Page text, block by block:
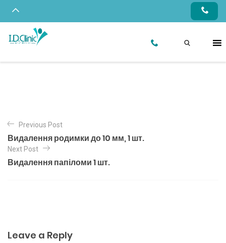
Previous Post
Видалення родимки до 10 мм, 1 шт.
Next Post
Видалення папіломи 1 шт.
Leave a Reply